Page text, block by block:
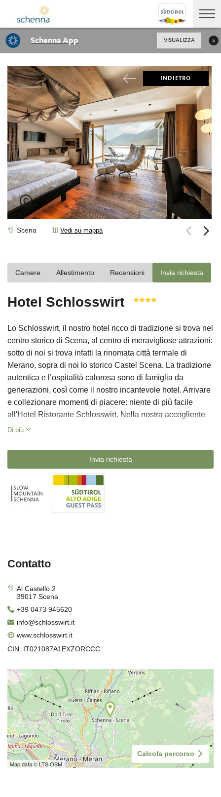
INDIETRO
Schenna App VISUALIZZA